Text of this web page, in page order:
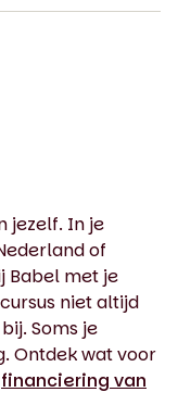
jezelf. In je
of
Babel met je
niet altijd
Soms je
Ontdek wat voor
financiering van